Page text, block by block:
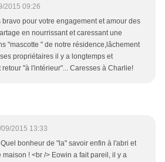
2015 09:26
bravo pour votre engagement et amour des
en nourrissant et caressant une
"mascotte " de notre résidence,lâchement
propriétaires il y a longtemps et
retour "à l'intérieur"... Caresses à Charlie!
09/2015 13:33
bonheur de "la" savoir enfin à l'abri et
! <br /> Eowin a fait pareil, il y a